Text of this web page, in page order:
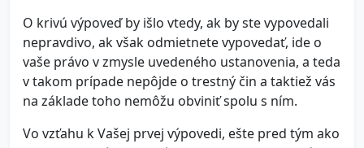
O krivú výpoveď by išlo vtedy, ak by ste vypovedali
nepravdivo, ak však odmietnete vypovedať, ide o
vaše právo v zmysle uvedeného ustanovenia, a teda
v takom prípade nepôjde o trestný čin a taktiež vás
na základe toho nemôžu obviniť spolu s ním.
Vo vzťahu k Vašej prvej výpovedi, ešte pred tým ako